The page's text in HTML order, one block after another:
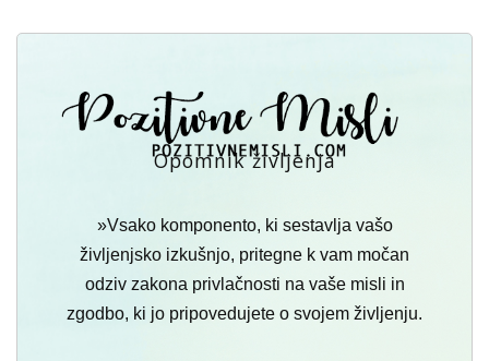
Opomnik življenja
»Vsako komponento, ki sestavlja vašo
življenjsko izkušnjo, pritegne k vam močan
odziv zakona privlačnosti na vaše misli in
zgodbo, ki jo pripovedujete o svojem življenju.